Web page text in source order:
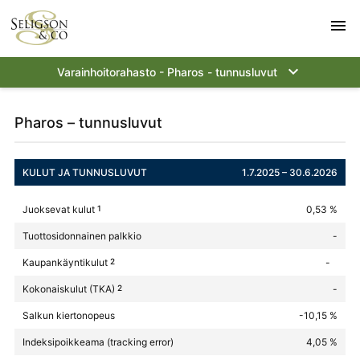
menu
Varainhoitorahasto - Pharos - tunnusluvut keyboard_arrow_down
Pharos – tunnusluvut
KULUT JA TUNNUSLUVUT 1.7.2025 – 30.6.2026
Juoksevat kulut 1 0,53 %
Tuottosidonnainen palkkio -
Kaupankäyntikulut 2 -
Kokonaiskulut (TKA) 2 -
Salkun kiertonopeus -10,15 %
Indeksipoikkeama (tracking error) 4,05 %